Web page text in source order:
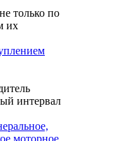
только по
их
интервал
моторное